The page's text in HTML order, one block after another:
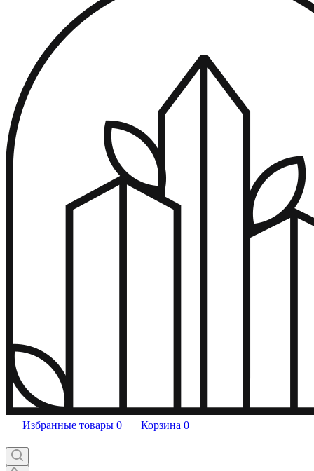
Избранные товары 0 Корзина 0